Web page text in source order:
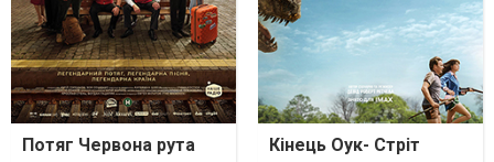
Потяг Червона рута Кінець Оук- Стріт